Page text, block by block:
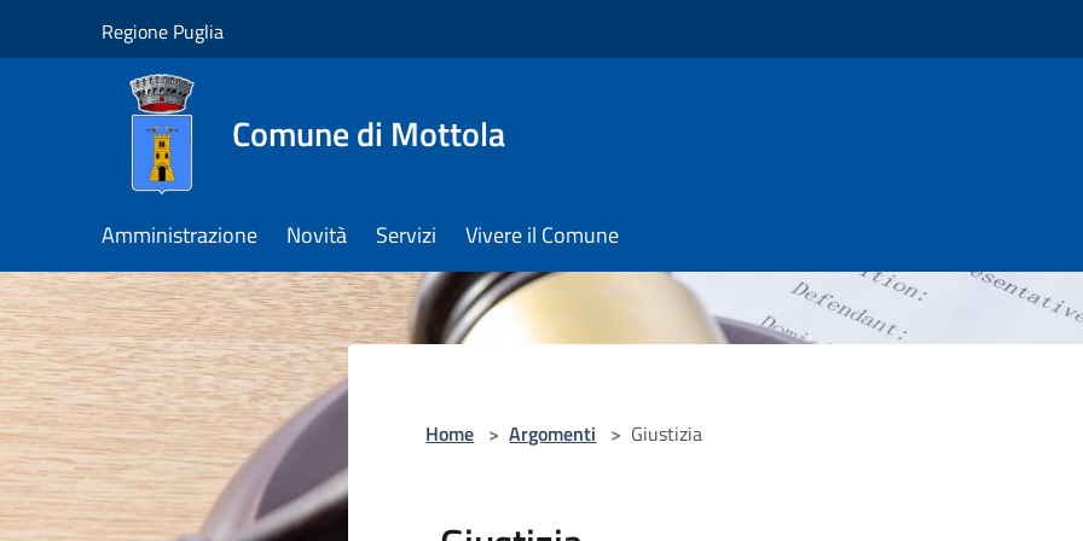
Regione Puglia
Comune di Mottola
Amministrazione Novità Servizi Vivere il Comune
Home > Argomenti > Giustizia